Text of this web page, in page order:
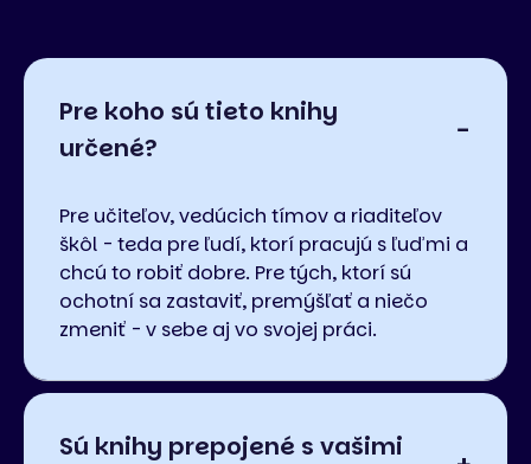
Pre koho sú tieto knihy
určené?
Pre učiteľov, vedúcich tímov a riaditeľov
škôl - teda pre ľudí, ktorí pracujú s ľuďmi a
chcú to robiť dobre. Pre tých, ktorí sú
ochotní sa zastaviť, premýšľať a niečo
zmeniť - v sebe aj vo svojej práci.
Sú knihy prepojené s vašimi